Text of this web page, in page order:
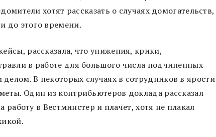
хотят рассказать о случаях домогательств,
до этого времени.
рассказала, что унижения, крики,
в работе для большого числа подчиненных
В некоторых случаях в сотрудников в ярости
Один из контрибьютеров доклада рассказал
в Вестминстер и плачет, хотя не плакал